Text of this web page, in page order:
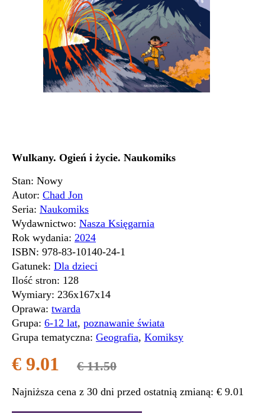
Wulkany. Ogień i życie. Naukomiks
Stan: Nowy
Autor: Chad Jon
Seria: Naukomiks
Wydawnictwo: Nasza Księgarnia
Rok wydania: 2024
ISBN: 978-83-10140-24-1
Gatunek: Dla dzieci
Ilość stron: 128
Wymiary: 236x167x14
Oprawa: twarda
Grupa: 6-12 lat, poznawanie świata
Grupa tematyczna: Geografia, Komiksy
€ 9.01 € 11.50
Najniższa cena z 30 dni przed ostatnią zmianą: € 9.01